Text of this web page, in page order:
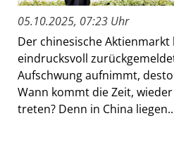
05.10.2025, 07:23 Uhr
Der chinesische Aktienmarkt
eindrucksvoll
Aufschwung aufnimmt,
Wann kommt die Zeit,
treten? Denn in China